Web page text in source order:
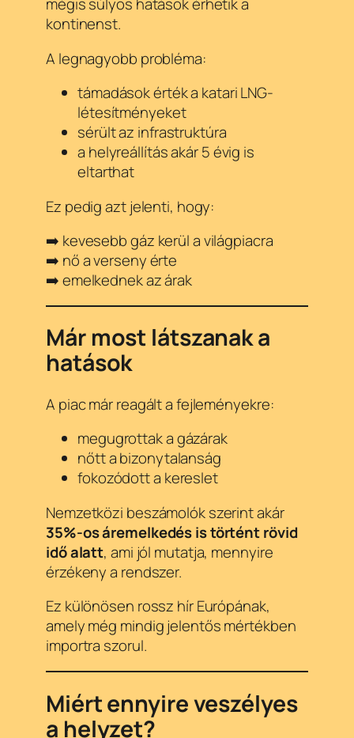
kontinenst.
A legnagyobb probléma:
támadások érték a katari LNG-
létesítményeket
sérült az infrastruktúra
a helyreállítás akár 5 évig is
eltarthat
Ez pedig azt jelenti, hogy:
➡️ kevesebb gáz kerül a világpiacra
➡️ nő a verseny érte
➡️ emelkednek az árak
Már most látszanak a
hatások
A piac már reagált a fejleményekre:
megugrottak a gázárak
nőtt a bizonytalanság
fokozódott a kereslet
Nemzetközi beszámolók szerint akár
35%-os áremelkedés is történt rövid
idő alatt, ami jól mutatja, mennyire
érzékeny a rendszer.
Ez különösen rossz hír Európának,
amely még mindig jelentős mértékben
importra szorul.
Miért ennyire veszélyes
a helyzet?